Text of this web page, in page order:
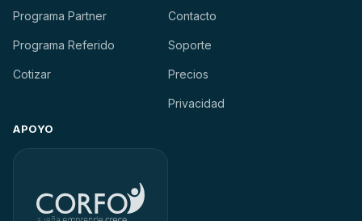
Programa Partner
Programa Referido
Cotizar
Contacto
Soporte
Precios
Privacidad
APOYO